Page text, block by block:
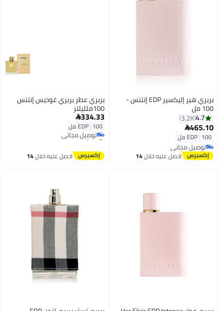
بربري هير إليكسير EDP إنتنس -
100 مل
4.7
3.2K
465.10
EDP|100 مل
توصيل مجاني
توصيل مجانياحصل عليه خلال14
بربري عطر بربري غوديس إنتنس
100ملليلتر
334.33
EDP|100 ملتوصيل مجاني
بتخلّص بسرعة
توصيل مجاني
احصل عليه خلال14